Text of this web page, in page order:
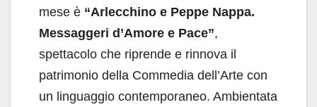
mese è “Arlecchino e Peppe Nappa.
Messaggeri d’Amore e Pace”,
spettacolo che riprende e rinnova il
patrimonio della Commedia dell’Arte con
un linguaggio contemporaneo. Ambientata